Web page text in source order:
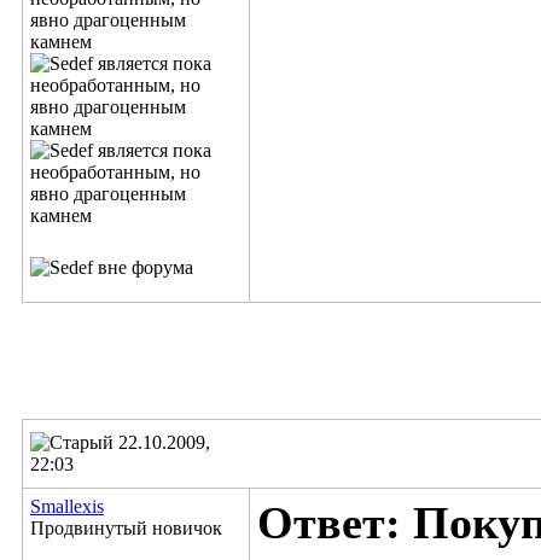
22.10.2009,
22:03
Smallexis
Продвинутый новичок
Ответ: